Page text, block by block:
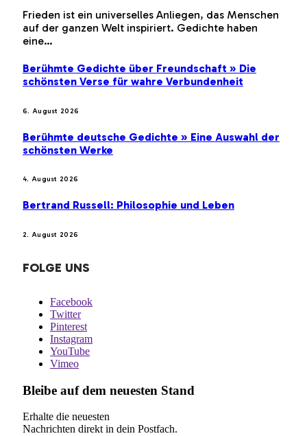
Frieden ist ein universelles Anliegen, das Menschen
auf der ganzen Welt inspiriert. Gedichte haben
eine…
Berühmte Gedichte über Freundschaft » Die
schönsten Verse für wahre Verbundenheit
6. August 2026
Berühmte deutsche Gedichte » Eine Auswahl der
schönsten Werke
4. August 2026
Bertrand Russell: Philosophie und Leben
2. August 2026
FOLGE UNS
Facebook
Twitter
Pinterest
Instagram
YouTube
Vimeo
Bleibe auf dem neuesten Stand
Erhalte die neuesten
Nachrichten direkt in dein Postfach.